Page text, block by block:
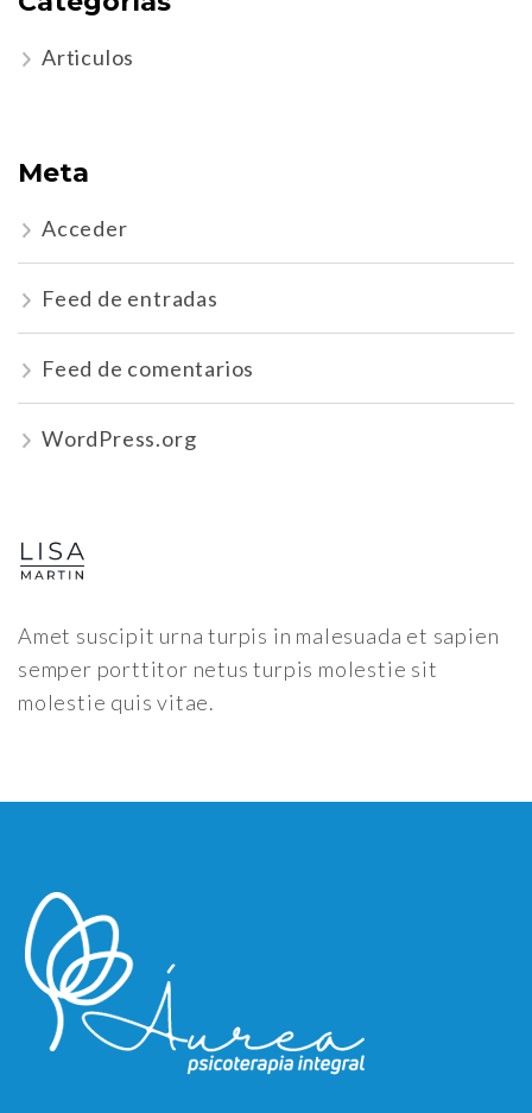
Articulos
Meta
Acceder
Feed de entradas
Feed de comentarios
WordPress.org
Amet suscipit urna turpis in malesuada et sapien
semper porttitor netus turpis molestie sit
molestie quis vitae.